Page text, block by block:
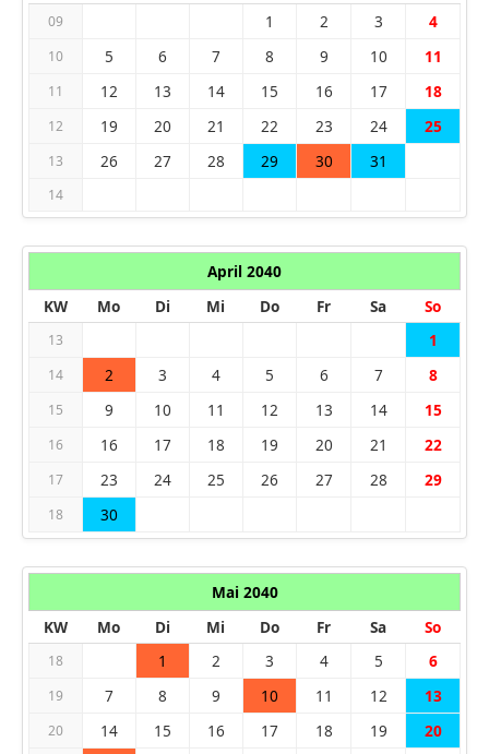
09 1 2 3 4
10 5 6 7 8 9 10 11
11 12 13 14 15 16 17 18
12 19 20 21 22 23 24 25
13 26 27 28 29 30 31
14
April 2040
KW
Mo Di Mi Do Fr Sa So
13 1
14 2 3 4 5 6 7 8
15 9 10 11 12 13 14 15
16 16 17 18 19 20 21 22
17 23 24 25 26 27 28 29
18 30
Mai 2040
KW
Mo Di Mi Do Fr Sa So
18 1 2 3 4 5 6
19 7 8 9 10 11 12 13
20 14 15 16 17 18 19 20